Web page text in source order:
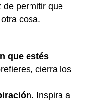
de permitir que
cosa.
que estés
cierra los
Inspira a